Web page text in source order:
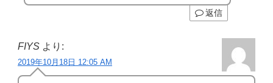
返信
FIYS より:
2019年10月18日 12:05 AM